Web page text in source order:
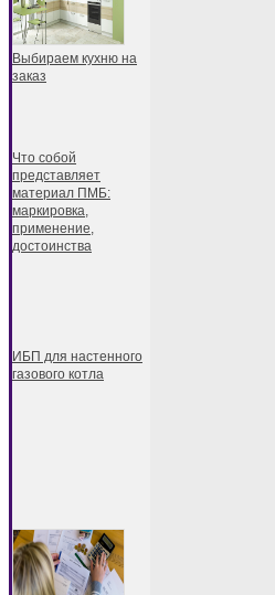
Выбираем кухню на
заказ
Что собой
представляет
материал ПМБ:
маркировка,
применение,
достоинства
ИБП для настенного
газового котла